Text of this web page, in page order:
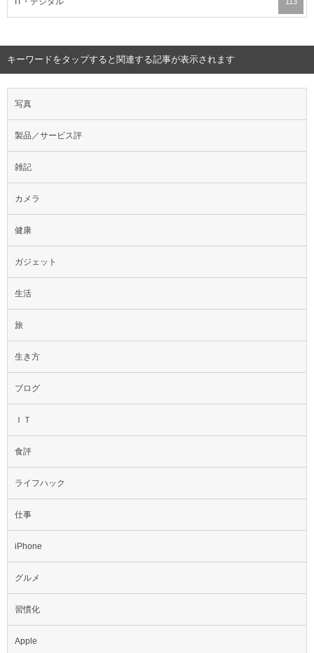
キーワードをタップすると関連する記事が表示されます
写真
製品／サービス評
雑記
カメラ
健康
ガジェット
生活
旅
生き方
ブログ
ＩＴ
食評
ライフハック
仕事
iPhone
グルメ
習慣化
Apple